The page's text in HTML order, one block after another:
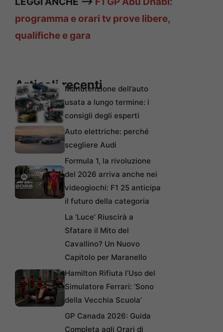
programma e orari tv prove libere,
qualifiche e gara
Articoli recentiManutenzione dell’auto
usata a lungo termine: i
consigli degli esperti
Auto elettriche: perché
scegliere Audi
Formula 1, la rivoluzione
del 2026 arriva anche nei
videogiochi: F1 25 anticipa
il futuro della categoria
La ‘Luce’ Riuscirà a
Sfatare il Mito del
Cavallino? Un Nuovo
Capitolo per Maranello
Hamilton Rifiuta l’Uso del
Simulatore Ferrari: ‘Sono
della Vecchia Scuola’
GP Canada 2026: Guida
Completa agli Orari di